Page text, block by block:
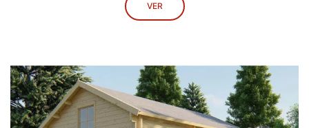
VER